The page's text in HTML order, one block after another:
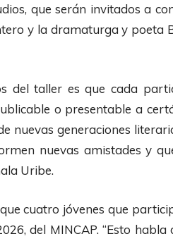
que serán invitados a
y la dramaturga y poeta
del taller es que cada
o presentable a
nuevas generaciones
nuevas amistades y
Uribe.
cuatro jóvenes que
del MINCAP. “Esto